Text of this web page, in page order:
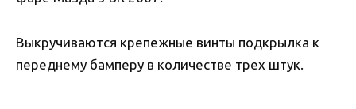
Выкручиваются крепежные винты подкрылка к
переднему бамперу в количестве трех штук.